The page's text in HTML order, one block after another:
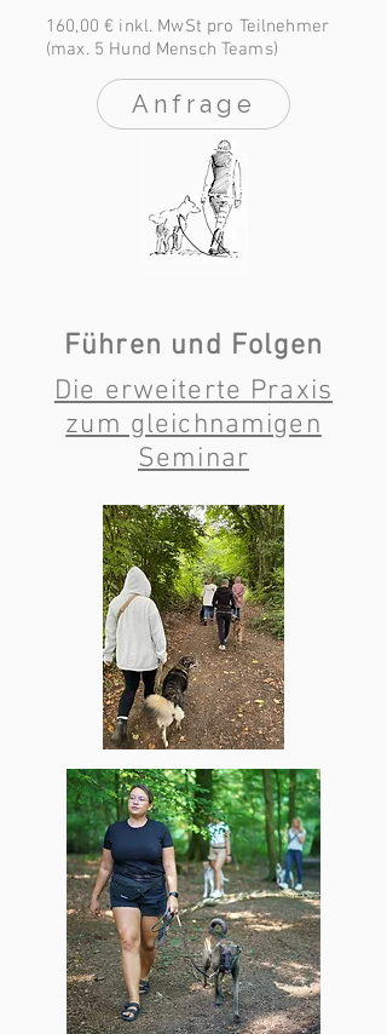
160,00 € inkl. MwSt pro Teilnehmer
(max. 5 Hund Mensch Teams)
Anfrage
Führen und Folgen
Die erweiterte Praxis
zum gleichnamigen
Seminar